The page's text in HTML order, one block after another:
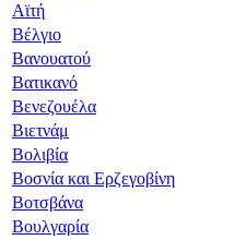
Αϊτή
Βέλγιο
Βανουατού
Βατικανό
Βενεζουέλα
Βιετνάμ
Βολιβία
Βοσνία και Ερζεγοβίνη
Βοτσβάνα
Βουλγαρία